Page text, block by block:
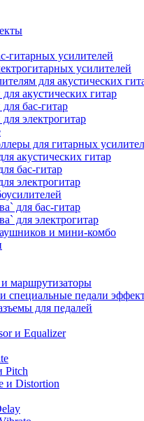
гитарных усилителей
усилителей
для акустических
акустических гитар
бас-гитар
электрогитар
для гитарных
акустических гитар
бас-гитар
электрогитар
для бас-гитар
для электрогитар
и мини-комбо
маршрутизаторы
педали
для педалей
и Equalizer
Pitch
и Distortion